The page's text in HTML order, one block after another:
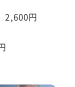
2,600円